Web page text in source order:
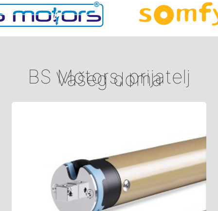
BS Motors, prijatelj
Vašeg doma